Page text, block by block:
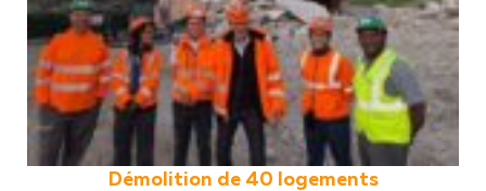
de 40 logements Démolition